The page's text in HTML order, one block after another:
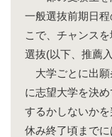
一般選抜前期日
こで、チャンス
選抜(以下、推薦
大学ごとに出願
に志望大学を決
するかしないかを
休み終了頃まで